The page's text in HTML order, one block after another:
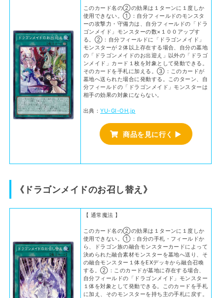
このカード名の②の効果は１ターンに１度しか
使用できない。①：自分フィールドのモンスタ
ーの攻撃力・守備力は、自分フィールドの「ドラ
ゴンメイド」モンスターの数×１００アップす
る。②：自分フィールドに「ドラゴンメイド」
モンスターが２体以上存在する場合、自分の墓地
の「ドラゴンメイドのお出迎え」以外の「ドラゴ
ンメイド」カード１枚を対象として発動できる。
そのカードを手札に加える。③：このカードが
墓地へ送られた場合に発動する。このターン、自
分フィールドの「ドラゴンメイド」モンスターは
相手の効果の対象にならない。
出典：YU-GI-OH.jp
商品を見に行く ▶
《ドラゴンメイドのお召し替え》
【 通常魔法 】
このカード名の②の効果は１ターンに１度しか
使用できない。①：自分の手札・フィールドか
ら、ドラゴン族の融合モンスターカードによって
決められた融合素材モンスターを墓地へ送り、そ
の融合モンスター１体をEXデッキから融合召喚
する。②：このカードが墓地に存在する場合、
自分フィールドの「ドラゴンメイド」モンスター
１体を対象として発動できる。このカードを手札
に加え、そのモンスターを持ち主の手札に戻す。